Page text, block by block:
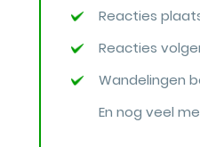
Reacties
Reacties
Wandelingen
En nog veel